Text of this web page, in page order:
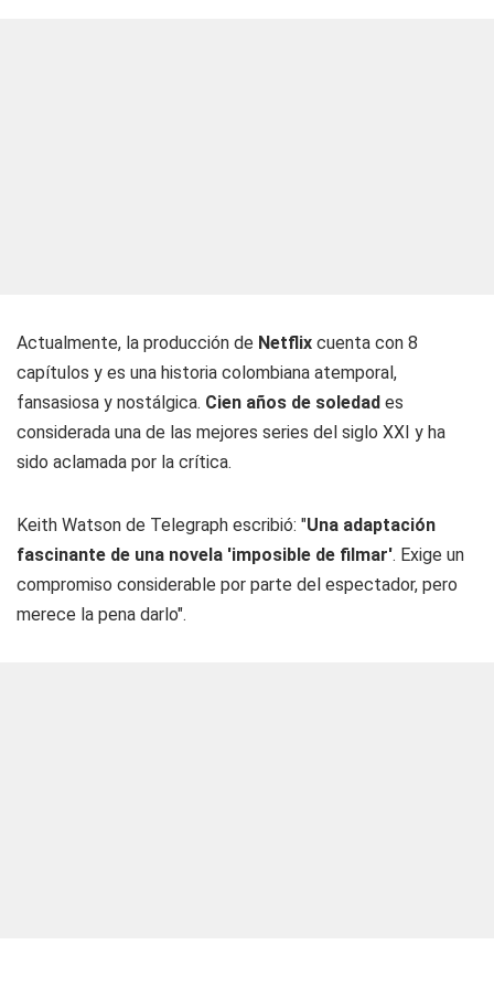
Actualmente, la producción de Netflix cuenta con 8
capítulos y es una historia colombiana atemporal,
fansasiosa y nostálgica. Cien años de soledad es
considerada una de las mejores series del siglo XXI y ha
sido aclamada por la crítica.
Keith Watson de Telegraph escribió: "Una adaptación
fascinante de una novela 'imposible de filmar'. Exige un
compromiso considerable por parte del espectador, pero
merece la pena darlo".